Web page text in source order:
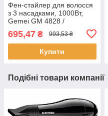
Фен-стайлер для волосся
з 3 насадками, 1000Вт,
Gemei GM 4828 /
Потужний фен-щітка для
укладання волосся / Фен
браш
695,47 ₴ 993,53 ₴
Купити
Подібні товари компанії